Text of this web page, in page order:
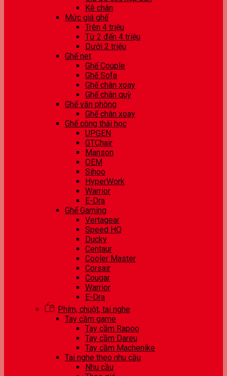
Kê chân
Mức giá ghế
Trên 4 triệu
Từ 2 đến 4 triệu
Dưới 2 triệu
Ghế net
Ghế Couple
Ghế Sofa
Ghế chân xoay
Ghế chân quỳ
Ghế văn phòng
Ghế chân xoay
Ghế công thái học
UPGEN
GTChair
Manson
OEM
Sihoo
HyperWork
Warrior
E-Dra
Ghế Gaming
Vertagear
Speed HQ
Ducky
Centaur
Cooler Master
Corsair
Cougar
Warrior
E-Dra
Phím, chuột, tai nghe
Tay cầm game
Tay cầm Rapoo
Tay cầm Dareu
Tay cầm Machenike
Tai nghe theo nhu cầu
Nhu cầu